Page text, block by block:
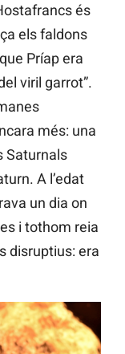
és
els faldons
Príap era
viril garrot”.
més: una
Saturnals
A l’edat
un dia on
i tothom reia
disruptius: era